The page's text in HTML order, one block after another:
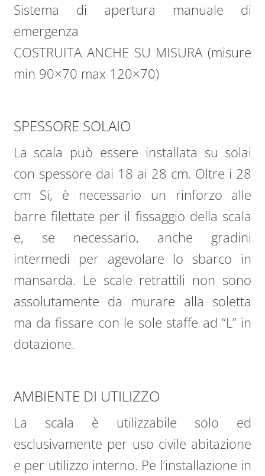
Sistema di apertura manuale di
emergenza
COSTRUITA ANCHE SU MISURA (misure
min 90×70 max 120×70)
SPESSORE SOLAIO
La scala può essere installata su solai
con spessore dai 18 ai 28 cm. Oltre i 28
cm Si, è necessario un rinforzo alle
barre filettate per il fissaggio della scala
e, se necessario, anche gradini
intermedi per agevolare lo sbarco in
mansarda. Le scale retrattili non sono
assolutamente da murare alla soletta
ma da fissare con le sole staffe ad “L” in
dotazione.
AMBIENTE DI UTILIZZO
La scala è utilizzabile solo ed
esclusivamente per uso civile abitazione
e per utilizzo interno. Pe l’installazione in